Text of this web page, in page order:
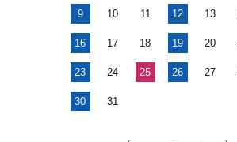
9 10 11 12 13
16 17 18 19 20
23 24 25 26 27
30 31